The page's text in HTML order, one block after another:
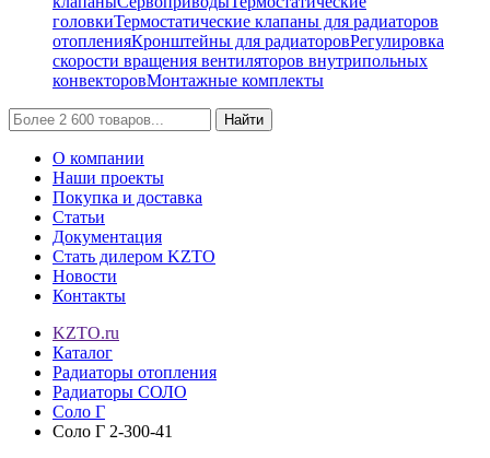
головкиТермостатические клапаны для радиаторов
отопленияКронштейны для радиаторовРегулировка
скорости вращения вентиляторов внутрипольных
конвекторовМонтажные комплекты
Найти
О компании
Наши проекты
Покупка и доставка
Статьи
Документация
Стать дилером KZTO
Новости
Контакты
KZTO.ru
Каталог
Радиаторы отопления
Радиаторы СОЛО
Соло Г
Соло Г 2-300-41